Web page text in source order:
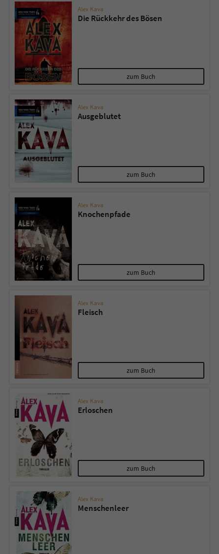
Alex Kava
Die Rückkehr des Bösen
zum Buch
Alex Kava
Ausgeblutet
zum Buch
Alex Kava
Knochenpfade
zum Buch
Alex Kava
Fleisch
zum Buch
Alex Kava
Erloschen
zum Buch
Alex Kava
Menschenleer